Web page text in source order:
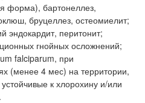
форма), бартонеллез,
бруцеллез, остеомиелит;
эндокардит, перитонит;
гнойных осложнений;
falciparum, при
(менее 4 мес) на территории,
к хлорохину и/или